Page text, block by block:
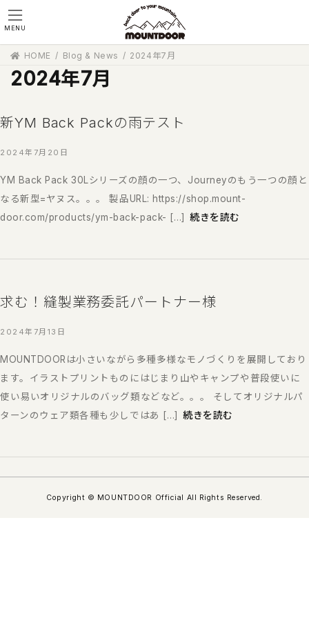
ン
テ
ン
ッ
プ
ビ
ゲ
ー
移
動
HOME Blog & News 2024年7月
2024年7月
新YM Back Packの雨テスト
2024年7月20日
YM Back Pack 30Lシリーズの顔の一つ、Journeyのもう一つの顔と
なる新型=ヤヌス。。。 製品URL: https://shop.mount-
door.com/products/ym-back-pack- […]
続きを読む
求む！縫製業務委託パートナー様
2024年7月13日
MOUNTDOORは小さいながら多種多様なモノづくりを展開しており
ます。イラストプリントものにはじまり山やキャンプや普段使いに
使い易いオリジナルのバッグ類などなど。。。 そしてオリジナルパ
ターンのウェア類各種も少しではあ […]
続きを読む
Copyright © MOUNTDOOR Official All Rights Reserved.
MENU